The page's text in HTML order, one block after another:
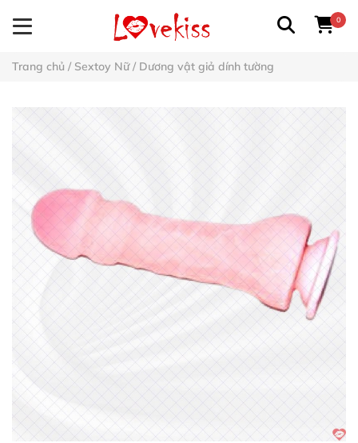
0
Trang chủ / Sextoy Nữ/ Dương vật giả dính tường